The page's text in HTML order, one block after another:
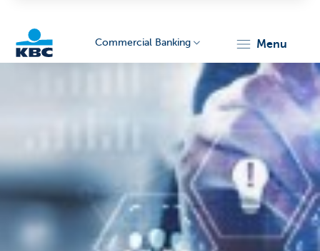
Corporate
Commercial Banking menu